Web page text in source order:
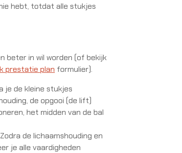
hebt, totdat alle stukjes
beter in wil worden (of bekijk
prestatie plan formulier).
je de kleine stukjes
de opgooi (de lift)
het midden van de bal
de lichaamshouding en
je alle vaardigheden